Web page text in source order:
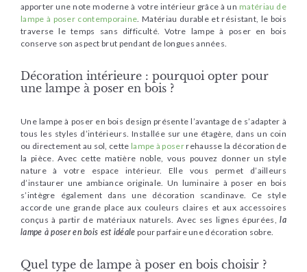
apporter une note moderne à votre intérieur grâce à un matériau de
lampe à poser contemporaine. Matériau durable et résistant, le bois
traverse le temps sans difficulté. Votre lampe à poser en bois
conserve son aspect brut pendant de longues années.
Décoration intérieure : pourquoi opter pour
une lampe à poser en bois ?
Une lampe à poser en bois design présente l’avantage de s’adapter à
tous les styles d’intérieurs. Installée sur une étagère, dans un coin
ou directement au sol, cette lampe à poserrehausse la décoration de
la pièce. Avec cette matière noble, vous pouvez donner un style
nature à votre espace intérieur. Elle vous permet d’ailleurs
d’instaurer une ambiance originale. Un luminaire à poser en bois
s’intègre également dans une décoration scandinave. Ce style
accorde une grande place aux couleurs claires et aux accessoires
conçus à partir de matériaux naturels. Avec ses lignes épurées,la
lampe à poser en bois est idéale pour parfaire une décoration sobre.
Quel type de lampe à poser en bois choisir ?